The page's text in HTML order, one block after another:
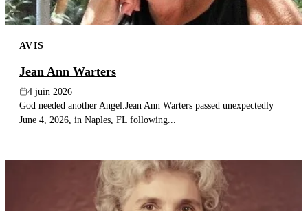
AVIS
Jean Ann Warters
4 juin 2026
God needed another Angel.Jean Ann Warters passed unexpectedly
June 4, 2026, in Naples, FL following...